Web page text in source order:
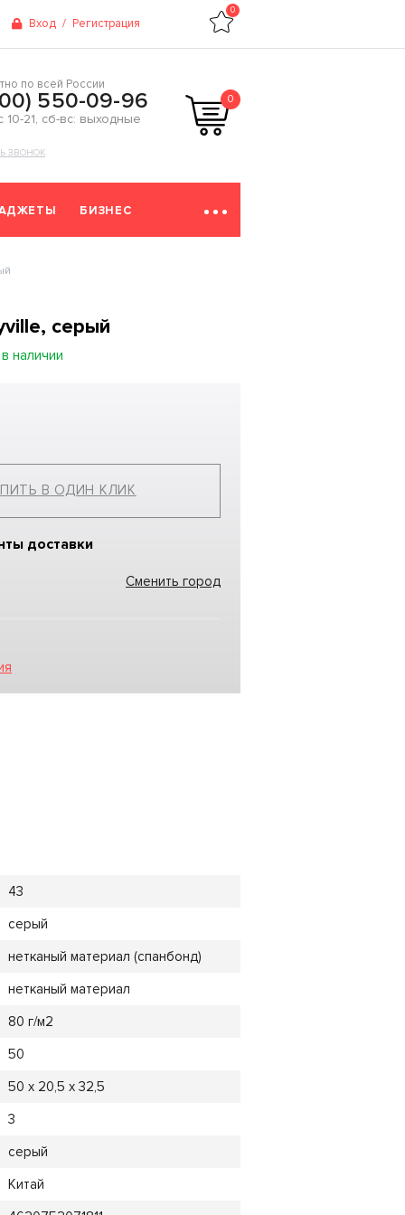
Вход / Регистрация
0
по всей России
550-09-96
10-21, сб-вс: выходные
ЗВОНОК
0
БИЗНЕС
серый
наличии
В ОДИН КЛИК
доставки
Сменить город
43
серый
нетканый материал (спанбонд)
нетканый материал
80 г/м2
50
50 х 20,5 х 32,5
3
серый
Китай